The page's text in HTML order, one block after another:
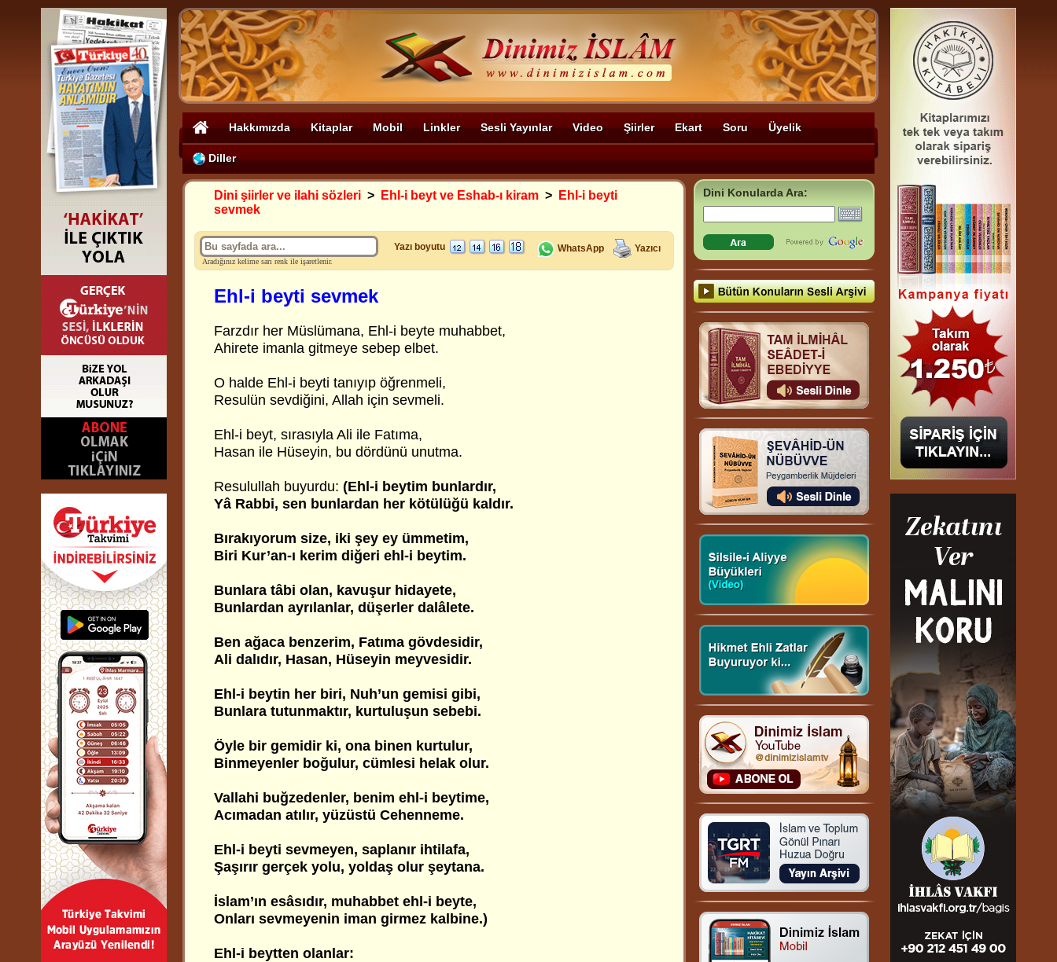
Hakkımızda Kitaplar Mobil Linkler Sesli Yayınlar Video Şiirler Ekart Soru Üyelik
Diller
Dini şiirler ve ilahi sözleri > Ehl-i beyt ve Eshab-ı kiram >
Ehl-i beyti
sevmek
Aradığınız kelime sarı renk ile işaretlenir.
Yazı boyutu WhatsApp Yazıcı
Ehl-i beyti sevmek
Farzdır her Müslümana, Ehl-i beyte muhabbet,
Ahirete imanla gitmeye sebep elbet.
O halde Ehl-i beyti tanıyıp öğrenmeli,
Resulün sevdiğini, Allah için sevmeli.
Ehl-i beyt, sırasıyla Ali ile Fatıma,
Hasan ile Hüseyin, bu dördünü unutma.
Resulullah buyurdu: (Ehl-i beytim bunlardır,
Yâ Rabbi, sen bunlardan her kötülüğü kaldır.
Bırakıyorum size, iki şey ey ümmetim,
Biri Kur’an-ı kerim diğeri ehl-i beytim.
Bunlara tâbi olan, kavuşur hidayete,
Bunlardan ayrılanlar, düşerler dalâlete.
Ben ağaca benzerim, Fatıma gövdesidir,
Ali dalıdır, Hasan, Hüseyin meyvesidir.
Ehl-i beytin her biri, Nuh’un gemisi gibi,
Bunlara tutunmaktır, kurtuluşun sebebi.
Öyle bir gemidir ki, ona binen kurtulur,
Binmeyenler boğulur, cümlesi helak olur.
Vallahi buğzedenler, benim ehl-i beytime,
Acımadan atılır, yüzüstü Cehenneme.
Ehl-i beyti sevmeyen, saplanır ihtilafa,
Şaşırır gerçek yolu, yoldaş olur şeytana.
İslam’ın esâsıdır, muhabbet ehl-i beyte,
Onları sevmeyenin iman girmez kalbine.)
Ehl-i beytten olanlar:
Dini Konularda Ara: